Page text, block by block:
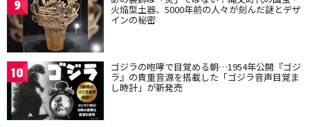
9 火焔型土器、5000年前の人々が刻んだ謎とデザ
インの秘密
10 ゴジラの咆哮で目覚める朝…1954年公開『ゴジ
ラ』の貴重音源を搭載した「ゴジラ音声目覚ま
し時計」が新発売